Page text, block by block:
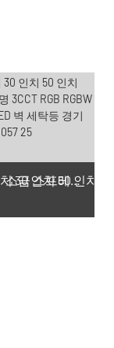
소금 스프레이 테스트